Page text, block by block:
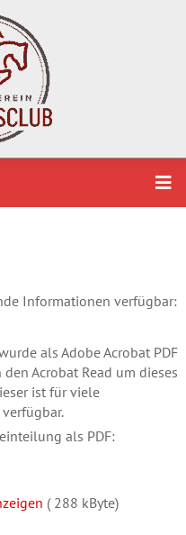
Informationen verfügbar:
als Adobe Acrobat PDF
Acrobat Read um dieses
ist für viele
verfügbar.
als PDF:
( 288 kByte)